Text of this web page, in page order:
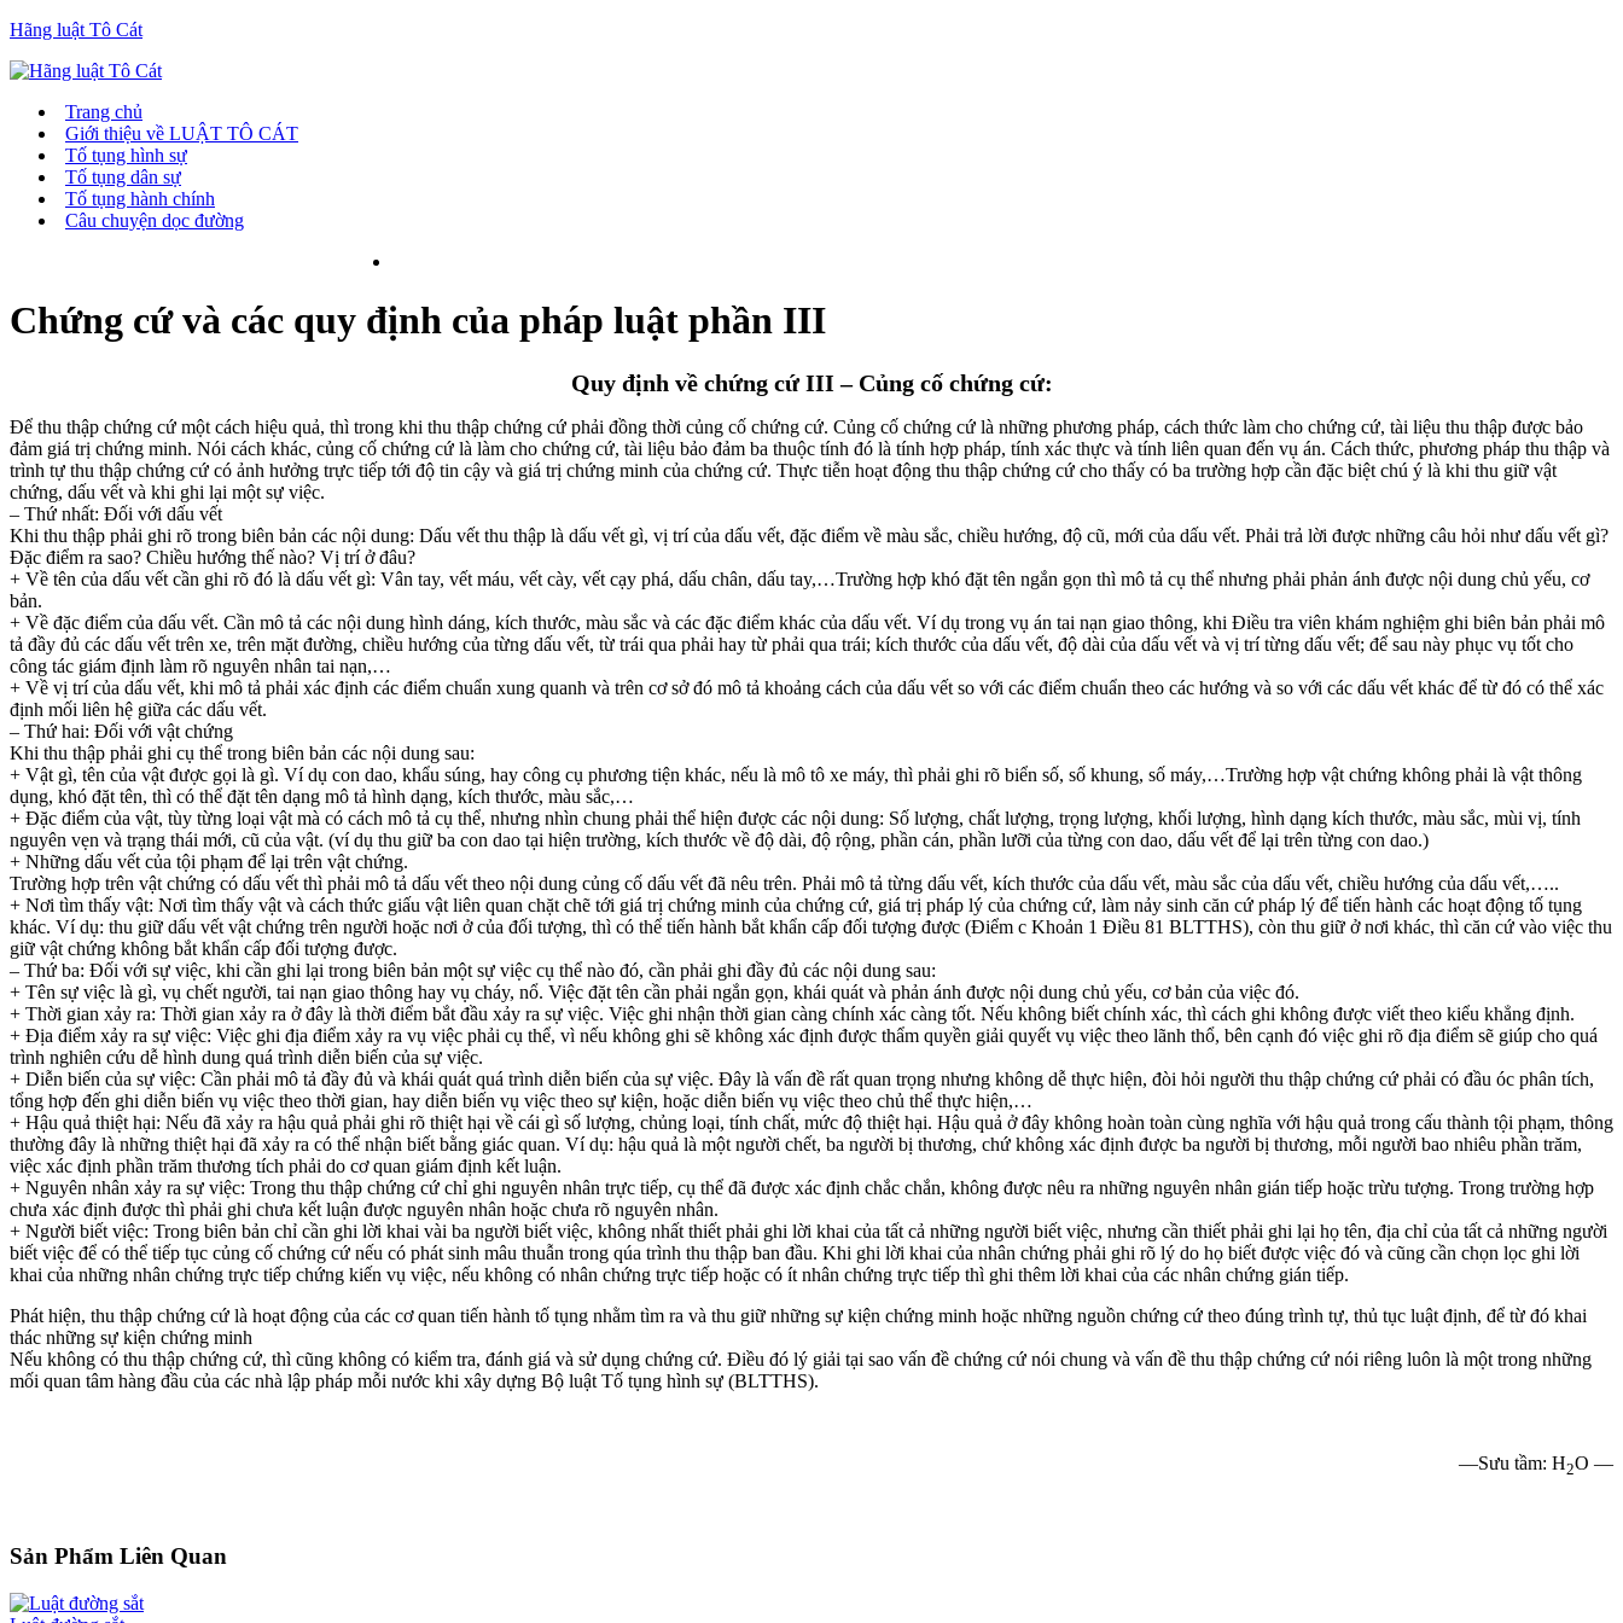
Hãng luật Tô Cát
Trang chủ
Giới thiệu về LUẬT TÔ CÁT
Tố tụng hình sự
Tố tụng dân sự
Tố tụng hành chính
Câu chuyện dọc đường
Chứng cứ và các quy định của pháp luật phần III
Quy định về chứng cứ III – Củng cố chứng cứ:
Để thu thập chứng cứ một cách hiệu quả, thì trong khi thu thập chứng cứ phải đồng thời củng cố chứng cứ. Củng cố chứng cứ là những phương pháp, cách thức làm cho chứng cứ, tài liệu thu thập được bảo
đảm giá trị chứng minh. Nói cách khác, củng cố chứng cứ là làm cho chứng cứ, tài liệu bảo đảm ba thuộc tính đó là tính hợp pháp, tính xác thực và tính liên quan đến vụ án. Cách thức, phương pháp thu thập và
trình tự thu thập chứng cứ có ảnh hưởng trực tiếp tới độ tin cậy và giá trị chứng minh của chứng cứ. Thực tiễn hoạt động thu thập chứng cứ cho thấy có ba trường hợp cần đặc biệt chú ý là khi thu giữ vật
chứng, dấu vết và khi ghi lại một sự việc.
– Thứ nhất: Đối với dấu vết
Khi thu thập phải ghi rõ trong biên bản các nội dung: Dấu vết thu thập là dấu vết gì, vị trí của dấu vết, đặc điểm về màu sắc, chiều hướng, độ cũ, mới của dấu vết. Phải trả lời được những câu hỏi như dấu vết gì?
Đặc điểm ra sao? Chiều hướng thế nào? Vị trí ở đâu?
+ Về tên của dấu vết cần ghi rõ đó là dấu vết gì: Vân tay, vết máu, vết cày, vết cạy phá, dấu chân, dấu tay,…Trường hợp khó đặt tên ngắn gọn thì mô tả cụ thể nhưng phải phản ánh được nội dung chủ yếu, cơ
bản.
+ Về đặc điểm của dấu vết. Cần mô tả các nội dung hình dáng, kích thước, màu sắc và các đặc điểm khác của dấu vết. Ví dụ trong vụ án tai nạn giao thông, khi Điều tra viên khám nghiệm ghi biên bản phải mô
tả đầy đủ các dấu vết trên xe, trên mặt đường, chiều hướng của từng dấu vết, từ trái qua phải hay từ phải qua trái; kích thước của dấu vết, độ dài của dấu vết và vị trí từng dấu vết; để sau này phục vụ tốt cho
công tác giám định làm rõ nguyên nhân tai nạn,…
+ Về vị trí của dấu vết, khi mô tả phải xác định các điểm chuẩn xung quanh và trên cơ sở đó mô tả khoảng cách của dấu vết so với các điểm chuẩn theo các hướng và so với các dấu vết khác để từ đó có thể xác
định mối liên hệ giữa các dấu vết.
– Thứ hai: Đối với vật chứng
Khi thu thập phải ghi cụ thể trong biên bản các nội dung sau:
+ Vật gì, tên của vật được gọi là gì. Ví dụ con dao, khẩu súng, hay công cụ phương tiện khác, nếu là mô tô xe máy, thì phải ghi rõ biển số, số khung, số máy,…Trường hợp vật chứng không phải là vật thông
dụng, khó đặt tên, thì có thể đặt tên dạng mô tả hình dạng, kích thước, màu sắc,…
+ Đặc điểm của vật, tùy từng loại vật mà có cách mô tả cụ thể, nhưng nhìn chung phải thể hiện được các nội dung: Số lượng, chất lượng, trọng lượng, khối lượng, hình dạng kích thước, màu sắc, mùi vị, tính
nguyên vẹn và trạng thái mới, cũ của vật. (ví dụ thu giữ ba con dao tại hiện trường, kích thước về độ dài, độ rộng, phần cán, phần lưỡi của từng con dao, dấu vết để lại trên từng con dao.)
+ Những dấu vết của tội phạm để lại trên vật chứng.
Trường hợp trên vật chứng có dấu vết thì phải mô tả dấu vết theo nội dung củng cố dấu vết đã nêu trên. Phải mô tả từng dấu vết, kích thước của dấu vết, màu sắc của dấu vết, chiều hướng của dấu vết,…..
+ Nơi tìm thấy vật: Nơi tìm thấy vật và cách thức giấu vật liên quan chặt chẽ tới giá trị chứng minh của chứng cứ, giá trị pháp lý của chứng cứ, làm nảy sinh căn cứ pháp lý để tiến hành các hoạt động tố tụng
khác. Ví dụ: thu giữ dấu vết vật chứng trên người hoặc nơi ở của đối tượng, thì có thể tiến hành bắt khẩn cấp đối tượng được (Điểm c Khoản 1 Điều 81 BLTTHS), còn thu giữ ở nơi khác, thì căn cứ vào việc thu
giữ vật chứng không bắt khẩn cấp đối tượng được.
– Thứ ba: Đối với sự việc, khi cần ghi lại trong biên bản một sự việc cụ thể nào đó, cần phải ghi đầy đủ các nội dung sau:
+ Tên sự việc là gì, vụ chết người, tai nạn giao thông hay vụ cháy, nổ. Việc đặt tên cần phải ngắn gọn, khái quát và phản ánh được nội dung chủ yếu, cơ bản của việc đó.
+ Thời gian xảy ra: Thời gian xảy ra ở đây là thời điểm bắt đầu xảy ra sự việc. Việc ghi nhận thời gian càng chính xác càng tốt. Nếu không biết chính xác, thì cách ghi không được viết theo kiểu khẳng định.
+ Địa điểm xảy ra sự việc: Việc ghi địa điểm xảy ra vụ việc phải cụ thể, vì nếu không ghi sẽ không xác định được thẩm quyền giải quyết vụ việc theo lãnh thổ, bên cạnh đó việc ghi rõ địa điểm sẽ giúp cho quá
trình nghiên cứu dễ hình dung quá trình diễn biến của sự việc.
+ Diễn biến của sự việc: Cần phải mô tả đầy đủ và khái quát quá trình diễn biến của sự việc. Đây là vấn đề rất quan trọng nhưng không dễ thực hiện, đòi hỏi người thu thập chứng cứ phải có đầu óc phân tích,
tổng hợp đến ghi diễn biến vụ việc theo thời gian, hay diễn biến vụ việc theo sự kiện, hoặc diễn biến vụ việc theo chủ thể thực hiện,…
+ Hậu quả thiệt hại: Nếu đã xảy ra hậu quả phải ghi rõ thiệt hại về cái gì số lượng, chủng loại, tính chất, mức độ thiệt hại. Hậu quả ở đây không hoàn toàn cùng nghĩa với hậu quả trong cấu thành tội phạm, thông
thường đây là những thiệt hại đã xảy ra có thể nhận biết bằng giác quan. Ví dụ: hậu quả là một người chết, ba người bị thương, chứ không xác định được ba người bị thương, mỗi người bao nhiêu phần trăm,
việc xác định phần trăm thương tích phải do cơ quan giám định kết luận.
+ Nguyên nhân xảy ra sự việc: Trong thu thập chứng cứ chỉ ghi nguyên nhân trực tiếp, cụ thể đã được xác định chắc chắn, không được nêu ra những nguyên nhân gián tiếp hoặc trừu tượng. Trong trường hợp
chưa xác định được thì phải ghi chưa kết luận được nguyên nhân hoặc chưa rõ nguyên nhân.
+ Người biết việc: Trong biên bản chỉ cần ghi lời khai vài ba người biết việc, không nhất thiết phải ghi lời khai của tất cả những người biết việc, nhưng cần thiết phải ghi lại họ tên, địa chỉ của tất cả những người
biết việc để có thể tiếp tục củng cố chứng cứ nếu có phát sinh mâu thuẫn trong qúa trình thu thập ban đầu. Khi ghi lời khai của nhân chứng phải ghi rõ lý do họ biết được việc đó và cũng cần chọn lọc ghi lời
khai của những nhân chứng trực tiếp chứng kiến vụ việc, nếu không có nhân chứng trực tiếp hoặc có ít nhân chứng trực tiếp thì ghi thêm lời khai của các nhân chứng gián tiếp.
Phát hiện, thu thập chứng cứ là hoạt động của các cơ quan tiến hành tố tụng nhằm tìm ra và thu giữ những sự kiện chứng minh hoặc những nguồn chứng cứ theo đúng trình tự, thủ tục luật định, để từ đó khai
thác những sự kiện chứng minh
Nếu không có thu thập chứng cứ, thì cũng không có kiểm tra, đánh giá và sử dụng chứng cứ. Điều đó lý giải tại sao vấn đề chứng cứ nói chung và vấn đề thu thập chứng cứ nói riêng luôn là một trong những
mối quan tâm hàng đầu của các nhà lập pháp mỗi nước khi xây dựng Bộ luật Tố tụng hình sự (BLTTHS).
—Sưu tầm: H2O —
Sản Phẩm Liên Quan